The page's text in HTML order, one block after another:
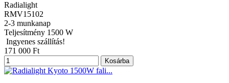
Radialight
RMV15102
2-3 munkanap
Teljesítmény 1500 W
Ingyenes szállítás!
171 000 Ft
Kosárba